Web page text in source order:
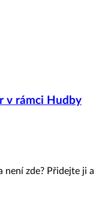
v rámci Hudby
není zde? Přidejte ji a